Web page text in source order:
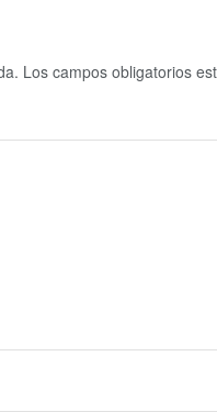
Los campos obligatorios